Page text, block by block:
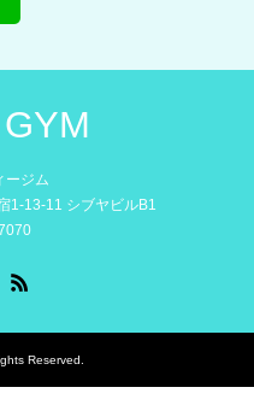
ージム
1-13-11 シブヤビルB1
Reserved.